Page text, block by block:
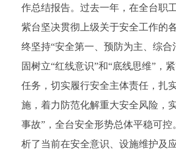
作总结报告。过去一年，在全台职
紫台坚决贯彻上级关于安全工作的
终坚持“安全第一、预防为主、综合
固树立“红线意识”和“底线思维”，
任务，切实履行安全主体责任，扎
施，着力防范化解重大安全风险，
事故”，全台安全形势总体平稳可控
析了当前在安全意识、设施维护及